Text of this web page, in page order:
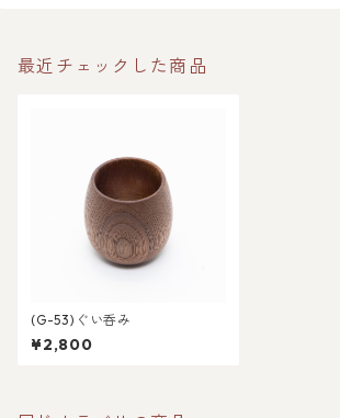
最近チェックした商品
(G-53)ぐい呑み
¥2,800